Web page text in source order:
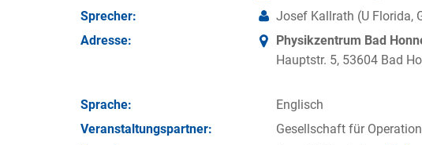
Sprecher:
Josef Kallrath (U Florida,
Adresse:
Physikzentrum Bad
Hauptstr. 5, 53604 Bad
Sprache:
Englisch
Veran­staltungs­partner:
Gesellschaft für